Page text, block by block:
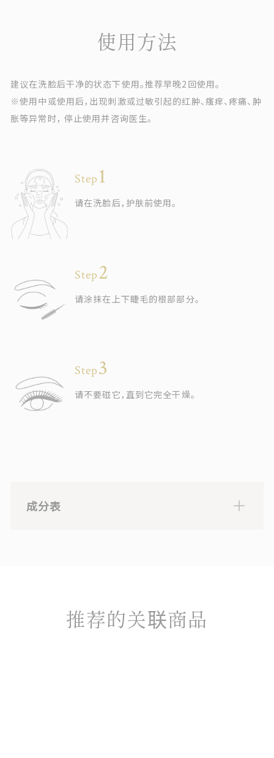
使用方法
建议在洗脸后干净的状态下使用。推荐早晚2回使用。
※使用中或使用后，出现刺激或过敏引起的红肿、瘙痒、疼痛、肿
胀等异常时， 停止使用并咨询医生。
Step
请在洗脸后，护肤前使用。
Step
请涂抹在上下睫毛的根部部分。
Step
请不要碰它，直到它完全干燥。
成分表
推荐的关联商品